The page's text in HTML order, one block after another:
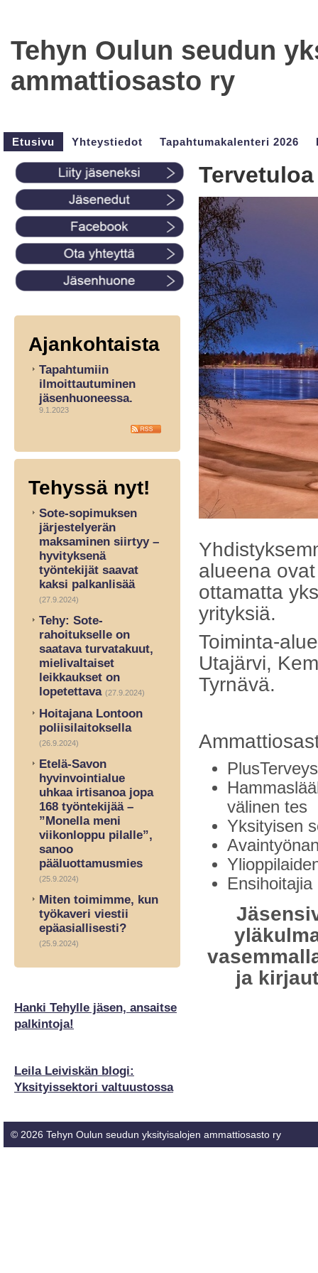
Tehyn Oulun seudun
ammattiosasto ry
Etusivu Yhteystiedot Tapahtumakalenteri 2026
alueena
ottamatta
yrityksiä.
Toiminta-
Utajärvi,
Tyrnävä.
välinen tes
Yksityisen
ja
Ajankohtaista
Tapahtumiin
ilmoittautuminen
jäsenhuoneessa.
9.1.2023
Tehyssä nyt!
Sote-sopimuksen
järjestelyerän
maksaminen siirtyy –
hyvityksenä
työntekijät saavat
kaksi palkanlisää
(27.9.2024)
Tehy: Sote-
rahoitukselle on
saatava turvatakuut,
mielivaltaiset
leikkaukset on
lopetettava (27.9.2024)
Hoitajana Lontoon
poliisilaitoksella
(26.9.2024)
Etelä-Savon
hyvinvointialue
uhkaa irtisanoa jopa
168 työntekijää –
”Monella meni
viikonloppu pilalle”,
sanoo
pääluottamusmies
(25.9.2024)
Miten toimimme, kun
työkaveri viestii
epäasiallisesti?
(25.9.2024)
Hanki Tehylle jäsen, ansaitse
palkintoja!
Leila Leiviskän blogi:
Yksityissektori valtuustossa
© 2026 Tehyn Oulun seudun yksityisalojen ammattiosasto ry